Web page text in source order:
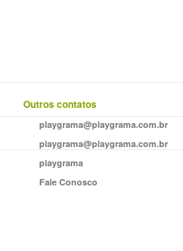
Outros contatos
playgrama@playgrama.com.br
playgrama@playgrama.com.br
playgrama
Fale Conosco